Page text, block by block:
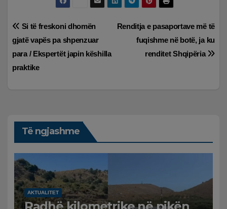
Lëvizje
te
postimet
Renditja e pasaportave më të
fuqishme në botë, ja ku
renditet Shqipëria
Si të freskoni dhomën
gjatë vapës pa shpenzuar
para / Ekspertët japin këshilla
praktike
Të ngjashme
AKTUALITET